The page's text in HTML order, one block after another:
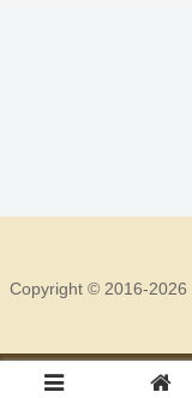
Copyright © 2016-2026